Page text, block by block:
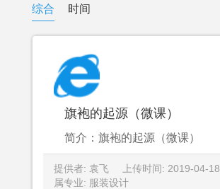
综合 时间
旗袍的起源（微课）
简介：旗袍的起源（微课）
提供者: 袁飞 上传时间: 2019-04-18
属专业: 服装设计